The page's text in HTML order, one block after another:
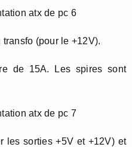
(pour le +12V).
de 15A. Les spires sont
les sorties +5V et +12V) et